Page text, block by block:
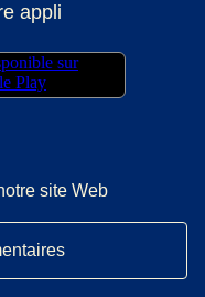
appli
site Web